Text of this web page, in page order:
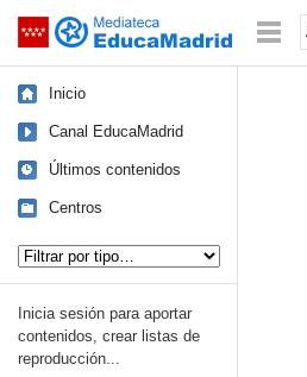
Saltar navegación
Inicio
Canal EducaMadrid
Últimos contenidos
Centros
Inicia sesión para aportar
contenidos, crear listas de
reproducción...